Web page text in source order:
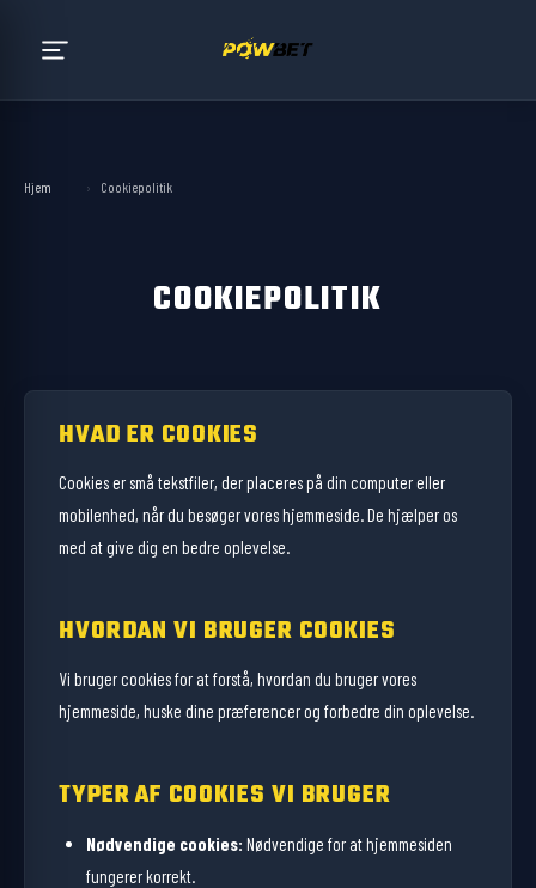
Hjem › Cookiepolitik
COOKIEPOLITIK
HVAD ER COOKIES
Cookies er små tekstfiler, der placeres på din computer eller
mobilenhed, når du besøger vores hjemmeside. De hjælper os
med at give dig en bedre oplevelse.
HVORDAN VI BRUGER COOKIES
Vi bruger cookies for at forstå, hvordan du bruger vores
hjemmeside, huske dine præferencer og forbedre din oplevelse.
TYPER AF COOKIES VI BRUGER
Nødvendige cookies: Nødvendige for at hjemmesiden
fungerer korrekt.